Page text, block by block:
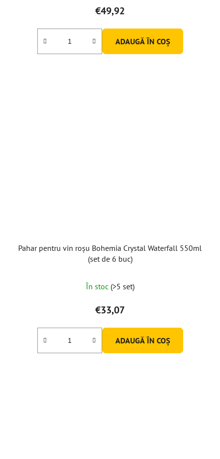
€49,92
ADAUGĂ ÎN COŞ
Pahar pentru vin roșu Bohemia Crystal Waterfall 550ml
(set de 6 buc)
În stoc (>5 set)
€33,07
ADAUGĂ ÎN COŞ